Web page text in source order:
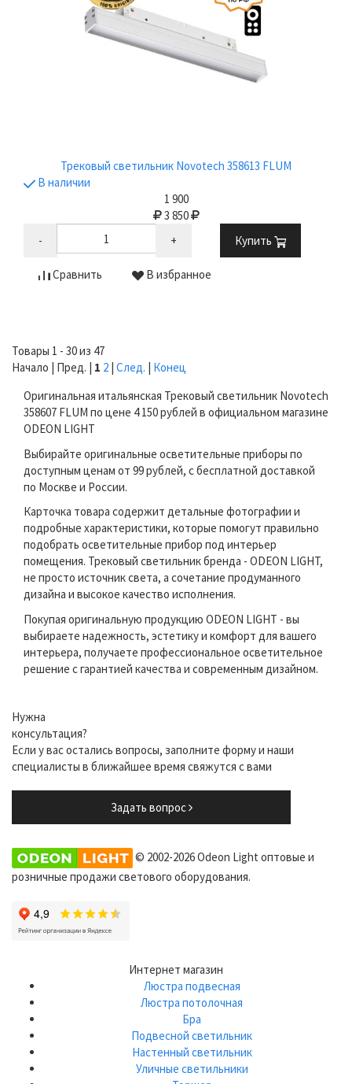
Трековый светильник Novotech 358613 FLUM
В наличии
1 900
3 850
-
+ Купить
Сравнить В избранное
Товары 1 - 30 из 47
Начало | Пред. | 1 2 | След. | Конец
Оригинальная итальянская Трековый светильник Novotech
358607 FLUM по цене 4 150 рублей в официальном магазине
ODEON LIGHT
Выбирайте оригинальные осветительные приборы по
доступным ценам от 99 рублей, с бесплатной доставкой
по Москве и России.
Карточка товара содержит детальные фотографии и
подробные характеристики, которые помогут правильно
подобрать осветительные прибор под интерьер
помещения. Трековый светильник бренда - ODEON LIGHT,
не просто источник света, а сочетание продуманного
дизайна и высокое качество исполнения.
Покупая оригинальную продукцию ODEON LIGHT - вы
выбираете надежность, эстетику и комфорт для вашего
интерьера, получаете профессиональное осветительное
решение с гарантией качества и современным дизайном.
Нужна
консультация?
Если у вас остались вопросы, заполните форму и наши
специалисты в ближайшее время свяжутся с вами
Задать вопрос
© 2002-2026 Odeon Light оптовые и
розничные продажи светового оборудования.
Интернет магазин
Люстра подвесная
Люстра потолочная
Бра
Подвесной светильник
Настенный светильник
Уличные светильники